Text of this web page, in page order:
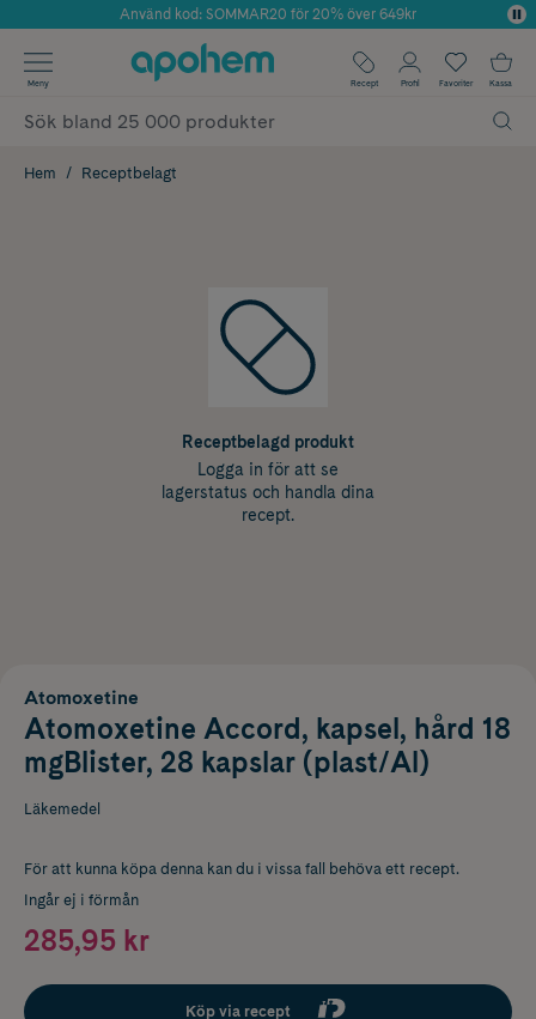
Använd kod: SOMMAR20 för 20% över 649kr
✓ Fri frakt
✓ Poäng på alla köp*
Meny Recept Profil Favoriter Kassa
Hem Receptbelagt
Receptbelagd produkt
Logga in för att se
lagerstatus och handla dina
recept.
Atomoxetine
Atomoxetine Accord, kapsel, hård 18
mgBlister, 28 kapslar (plast/Al)
Läkemedel
För att kunna köpa denna kan du i vissa fall behöva ett recept.
Ingår ej i förmån
285,95 kr
Köp via recept